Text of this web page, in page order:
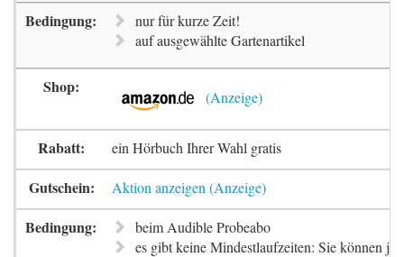
nur für kurze Zeit!
auf ausgewählte Gartenartikel
ein Hörbuch Ihrer Wahl gratis
Aktion anzeigen
beim Audible Probeabo
es gibt keine Mindestlaufzeiten: Sie können